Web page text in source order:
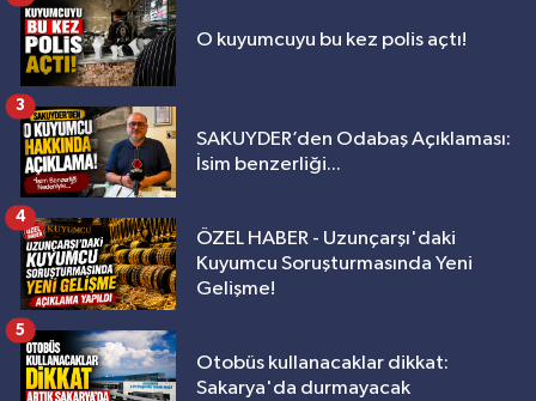
O kuyumcuyu bu kez polis açtı!
SAKUYDER’den Odabaş Açıklaması:
İsim benzerliği...
3
ÖZEL HABER - Uzunçarşı'daki
Kuyumcu Soruşturmasında Yeni
Gelişme!
4
Otobüs kullanacaklar dikkat:
Sakarya'da durmayacak
5